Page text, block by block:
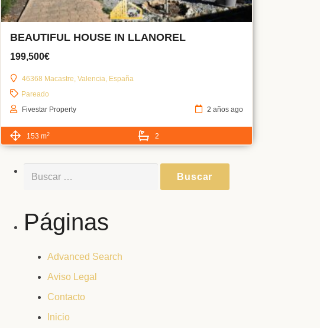
BEAUTIFUL HOUSE IN LLANOREL
199,500€
46368 Macastre, Valencia, España
Pareado
Fivestar Property
2 años ago
153 m2 2
Páginas
Advanced Search
Aviso Legal
Contacto
Inicio